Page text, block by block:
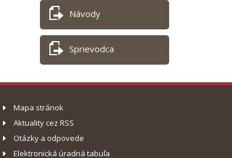
Návody
Sprievodca
Mapa stránok
Aktuality cez RSS
Otázky a odpovede
Elektronická úradná tabuľa